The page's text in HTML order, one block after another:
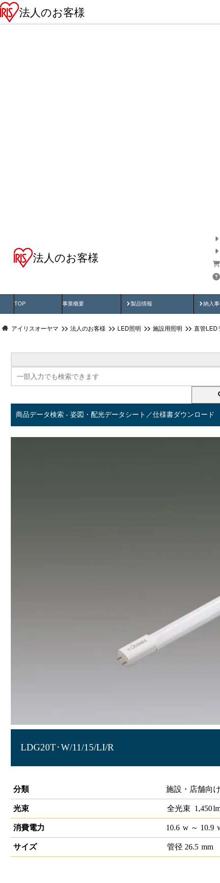
法人のお客様
法人のお客様
TOP 事業概要 製品情報
製品動画 納入
納
アイリスオーヤマ 法人のお客様 LED照明 施設用照明 直管LED
商品データ検索 - 姿図・配光データシート／仕様書ダウンロード
LDG20T･W/11/15/LI/R
分類
施設・店舗向
光束 全光束 1,450
消費電力 10.6 w～ 10.9
サイズ 管径 26.5 mm